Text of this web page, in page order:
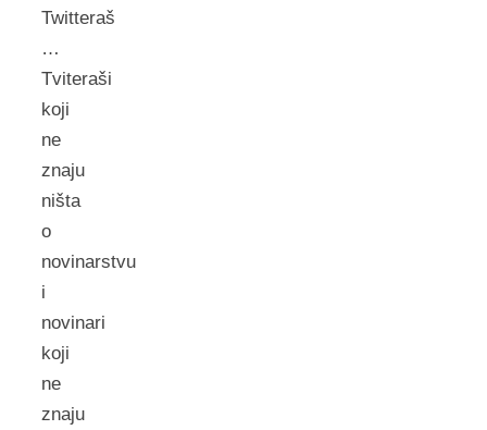
Twitteraš
…
Tviteraši
koji
ne
znaju
ništa
o
novinarstvu
i
novinari
koji
ne
znaju